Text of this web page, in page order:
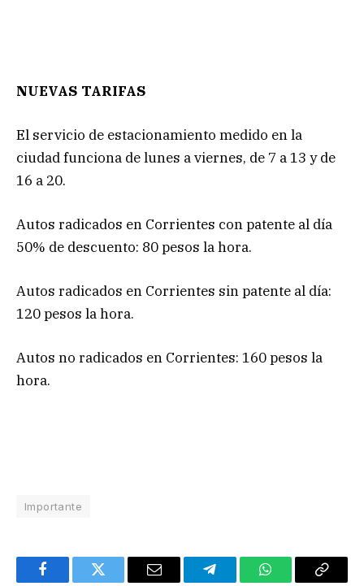
NUEVAS TARIFAS
El servicio de estacionamiento medido en la
ciudad funciona de lunes a viernes, de 7 a 13 y de
16 a 20.
Autos radicados en Corrientes con patente al día
50% de descuento: 80 pesos la hora.
Autos radicados en Corrientes sin patente al día:
120 pesos la hora.
Autos no radicados en Corrientes: 160 pesos la
hora.
Importante
FacebookTwitter Email TelegramWhatsAppCopy